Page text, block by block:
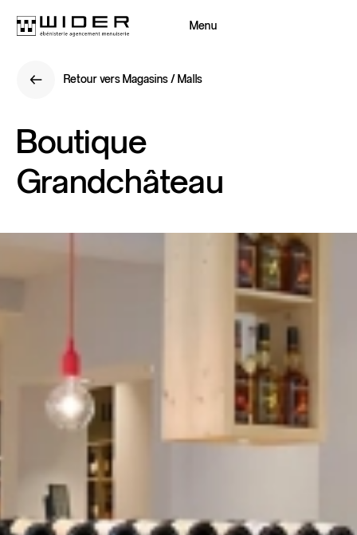
Retour
Menu
Retour vers Magasins / Malls
Boutique
Grandchâteau